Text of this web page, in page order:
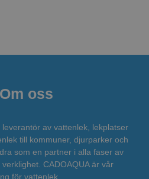
Om oss
av vattenlek, lekplatser
till kommuner, djurparker och
som en partner i alla faser av
CADOAQUA är vår
för vattenlek.